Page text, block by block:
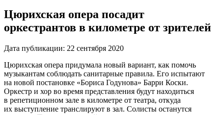
Цюрихская опера посадит
оркестрантов в километре от зрителей
Дата публикации: 22 сентября 2020
Цюрихская опера придумала новый вариант, как помочь
музыкантам соблюдать санитарные правила. Его испытают
на новой постановке «Бориса Годунова» Барри Коски.
Оркестр и хор во время представления будут находиться
в репетиционном зале в километре от театра, откуда
их выступление транслируют в зал. Солисты останутся